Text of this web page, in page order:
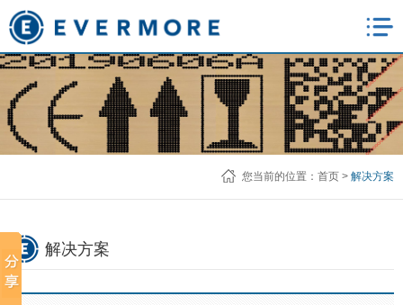
您当前的位置： 首页 > 解决方案
解决方案